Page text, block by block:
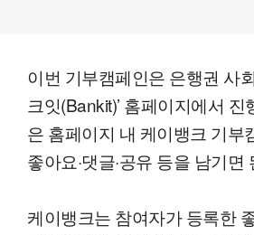
이번 기부캠페인은 은행권 사
크잇(Bankit)’ 홈페이지에서
은 홈페이지 내 케이뱅크 기부
좋아요·댓글·공유 등을 남기면
케이뱅크는 참여자가 등록한